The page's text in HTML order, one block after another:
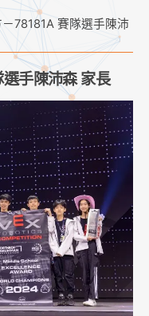
78181A 賽隊選手陳沛
選手陳沛森 家長